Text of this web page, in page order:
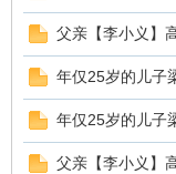
父亲【李小义】
年仅25岁的儿子
年仅25岁的儿子
父亲【李小义】